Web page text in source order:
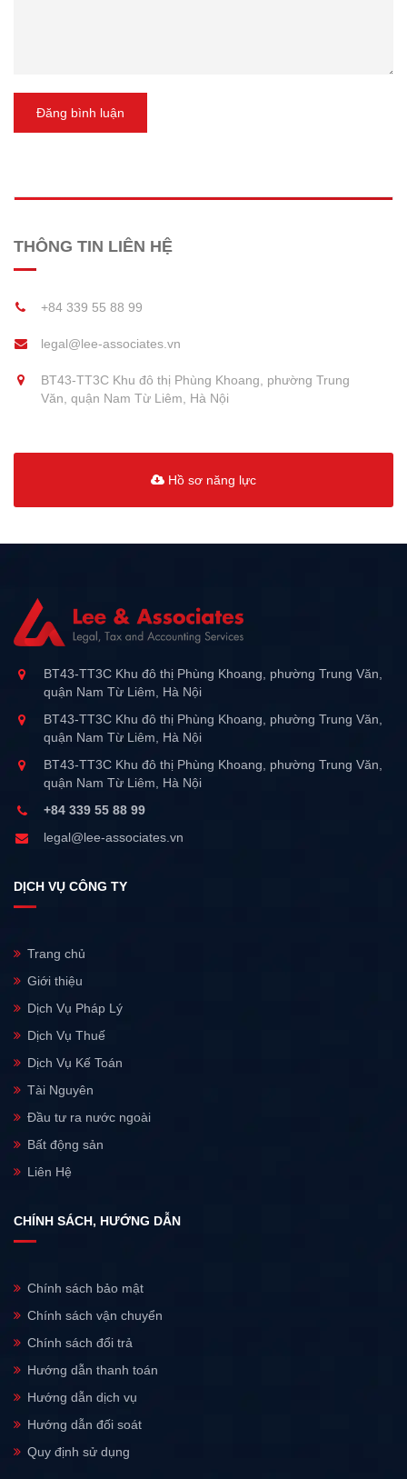
Đăng bình luận
THÔNG TIN LIÊN HỆ
+84 339 55 88 99
legal@lee-associates.vn
BT43-TT3C Khu đô thị Phùng Khoang, phường Trung
Văn, quận Nam Từ Liêm, Hà Nội
Hồ sơ năng lực
BT43-TT3C Khu đô thị Phùng Khoang, phường Trung Văn,
quận Nam Từ Liêm, Hà Nội
BT43-TT3C Khu đô thị Phùng Khoang, phường Trung Văn,
quận Nam Từ Liêm, Hà Nội
BT43-TT3C Khu đô thị Phùng Khoang, phường Trung Văn,
quận Nam Từ Liêm, Hà Nội
+84 339 55 88 99
legal@lee-associates.vn
DỊCH VỤ CÔNG TY
Trang chủ
Giới thiệu
Dịch Vụ Pháp Lý
Dịch Vụ Thuế
Dịch Vụ Kế Toán
Tài Nguyên
Đầu tư ra nước ngoài
Bất động sản
Liên Hệ
CHÍNH SÁCH, HƯỚNG DẪN
Chính sách bảo mật
Chính sách vận chuyển
Chính sách đổi trả
Hướng dẫn thanh toán
Hướng dẫn dịch vụ
Hướng dẫn đối soát
Quy định sử dụng